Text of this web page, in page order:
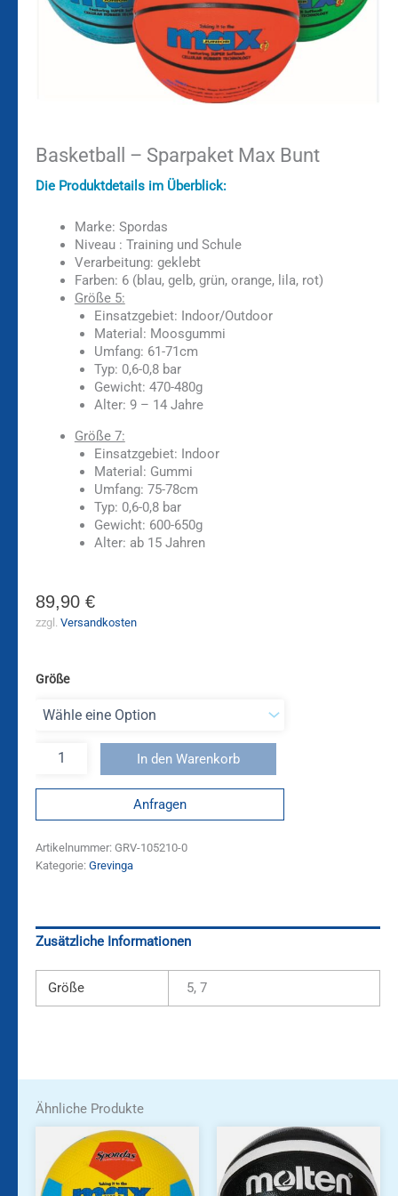
Basketball – Sparpaket Max Bunt
Die Produktdetails im Überblick:
Marke: Spordas
Niveau : Training und Schule
Verarbeitung: geklebt
Farben: 6 (blau, gelb, grün, orange, lila, rot)
Größe 5:
Einsatzgebiet: Indoor/Outdoor
Material: Moosgummi
Umfang: 61-71cm
Typ: 0,6-0,8 bar
Gewicht: 470-480g
Alter: 9 – 14 Jahre
Größe 7:
Einsatzgebiet: Indoor
Material: Gummi
Umfang: 75-78cm
Typ: 0,6-0,8 bar
Gewicht: 600-650g
Alter: ab 15 Jahren
89,90 €
zzgl. Versandkosten
Größe
In den Warenkorb
Anfragen
Artikelnummer: GRV-105210-0
Kategorie: Grevinga
Zusätzliche Informationen
Größe 5, 7
Ähnliche Produkte